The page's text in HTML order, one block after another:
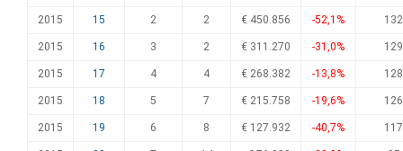
2015 15 2 2 € 450.856 -52,1% 132
2015 16 3 2 € 311.270 -31,0% 129
2015 17 4 4 € 268.382 -13,8% 128
2015 18 5 7 € 215.758 -19,6% 126
2015 19 6 8 € 127.932 -40,7% 117